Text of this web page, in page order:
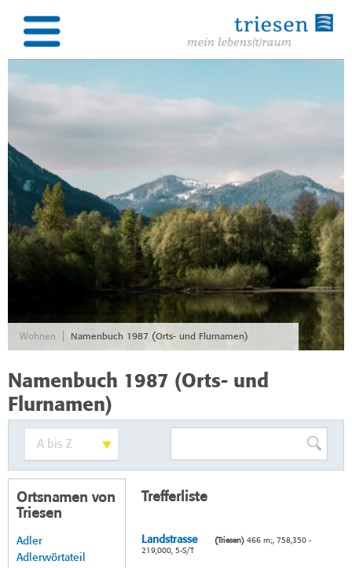
Wohnen Namenbuch 1987 (Orts- und Flurnamen)
Namenbuch 1987 (Orts- und
Flurnamen)
Ortsnamen von
Triesen
Adler
Adlerwörtateil
Trefferliste
Landstrasse (Triesen)466 m;, 758,350 -
219,000, 5-S/T